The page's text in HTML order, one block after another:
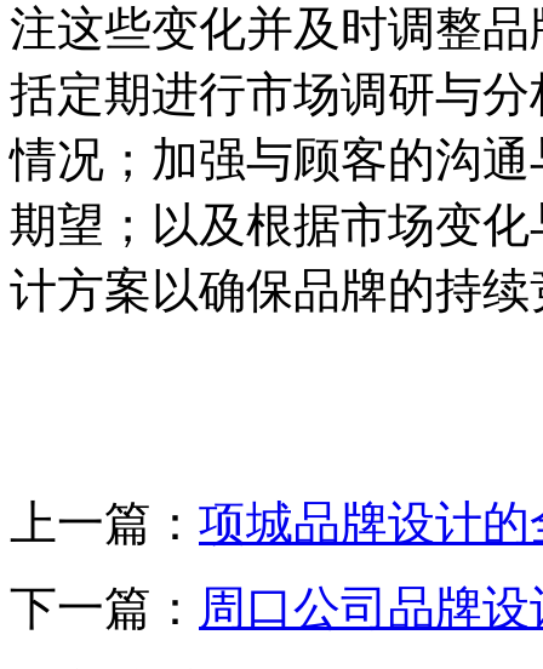
注这些变化并及时调整
括定期进行市场调研与
情况；加强与顾客的沟
期望；以及根据市场变
计方案以确保品牌的持
上一篇： 项城品牌设计
下一篇： 周口公司品牌